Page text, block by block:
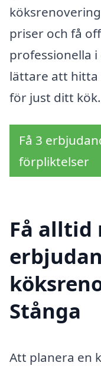
priser och få
professionella
lättare att hitta
för just ditt kök.
Få 3
förpliktelser
Få alltid
Stånga
Att planera en